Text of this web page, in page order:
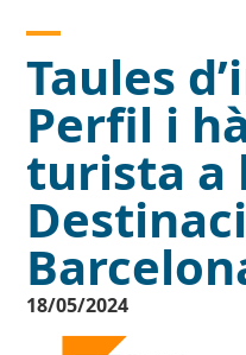
Taules
Perfil i
turista a
18/05/2024